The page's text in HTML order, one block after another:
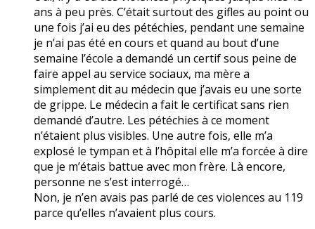
ans à peu près. C’était surtout des gifles au point ou
une fois j’ai eu des pétéchies, pendant une semaine
je n’ai pas été en cours et quand au bout d’une
semaine l’école a demandé un certif sous peine de
faire appel au service sociaux, ma mère a
simplement dit au médecin que j’avais eu une sorte
de grippe. Le médecin a fait le certificat sans rien
demandé d’autre. Les pétéchies à ce moment
n’étaient plus visibles. Une autre fois, elle m’a
explosé le tympan et à l’hôpital elle m’a forcée à dire
que je m’étais battue avec mon frère. Là encore,
personne ne s’est interrogé…
Non, je n’en avais pas parlé de ces violences au 119
parce qu’elles n’avaient plus cours.